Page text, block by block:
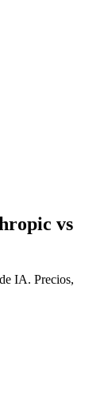
vs
IA. Precios,